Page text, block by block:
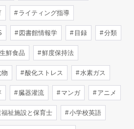
ライティング指導
図書館情報学 目録 分類
鮮食品 鮮度保持法
酸化ストレス 水素ガス
臓器灌流 マンガ アニメ
祉施設と保育士 小学校英語